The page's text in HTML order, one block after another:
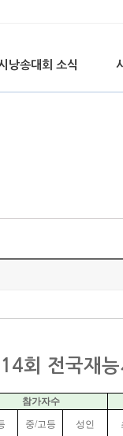
낭송대회 소식
회 전국재능
참가자수
중/고등 성인